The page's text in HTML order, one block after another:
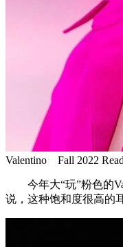
Valentino Fall 2022
今年大“玩”粉色的
说，这种饱和度很高的